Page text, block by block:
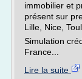
immobilier et
présent sur
Lille, Nice,
Simulation
France...
Lire la suite